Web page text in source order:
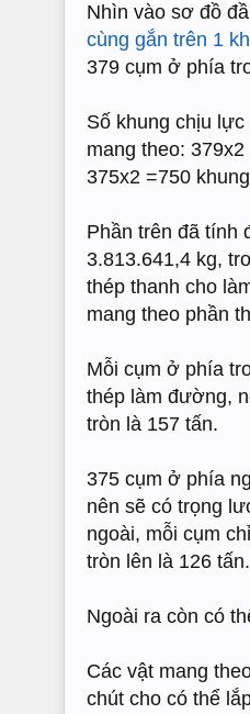
Nhìn vào sơ đồ
cùng gắn trên 1
379 cụm ở phía
Số khung chịu
mang theo:
375x2 =750
Phần trên đã tính
3.813.641,4 kg,
thép thanh cho
mang theo phần
Mỗi cụm ở phía
thép làm đường,
tròn là 157 tấn.
375 cụm ở phía
nên sẽ có trọng
ngoài, mỗi cụm
tròn lên là 126 tấn.
Ngoài ra còn có
Các vật mang
chút cho có thể